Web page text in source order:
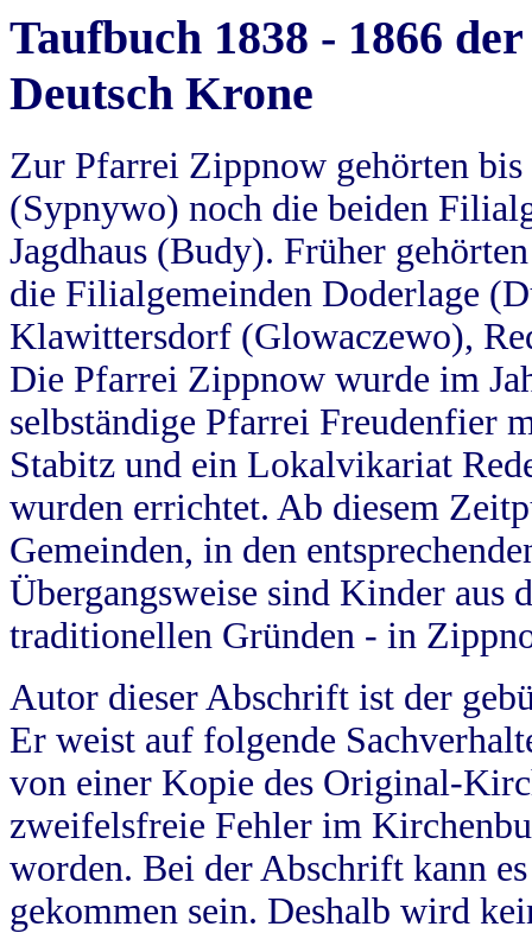
Taufbuch 1838 - 1866
Deutsch Krone
Zur Pfarrei Zippnow gehörten
(Sypnywo) noch die beiden
Jagdhaus (Budy). Früher
die Filialgemeinden Doderlage
Klawittersdorf (Glowaczewo),
Die Pfarrei Zippnow wurde im
selbständige Pfarrei Freudenfier
Stabitz und ein Lokalvikariat
wurden errichtet. Ab diesem
Gemeinden, in den
Übergangsweise sind Kinder aus
traditionellen Gründen - in
Autor dieser Abschrift ist der
Er weist auf folgende
von einer Kopie des Original-
zweifelsfreie Fehler im
worden. Bei der Abschrift kann
gekommen sein. Deshalb wird